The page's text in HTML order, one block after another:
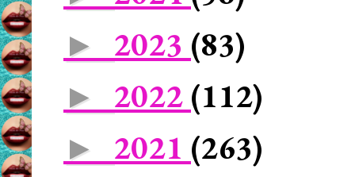
► 2023 (83)
► 2022 (112)
► 2021 (263)